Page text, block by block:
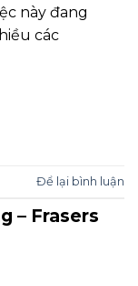
này đang
các
Để lại bình luận
– Frasers